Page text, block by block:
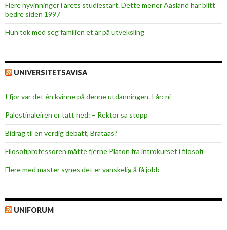
Flere nyvinninger i årets studiestart. Dette mener Aasland har blitt
bedre siden 1997
Hun tok med seg familien et år på utveksling
UNIVERSITETSAVISA
I fjor var det én kvinne på denne utdanningen. I år: ni
Palestinaleiren er tatt ned: – Rektor sa stopp
Bidrag til en verdig debatt, Brataas?
Filosofiprofessoren måtte fjerne Platon fra introkurset i filosofi
Flere med master synes det er vanskelig å få jobb
UNIFORUM